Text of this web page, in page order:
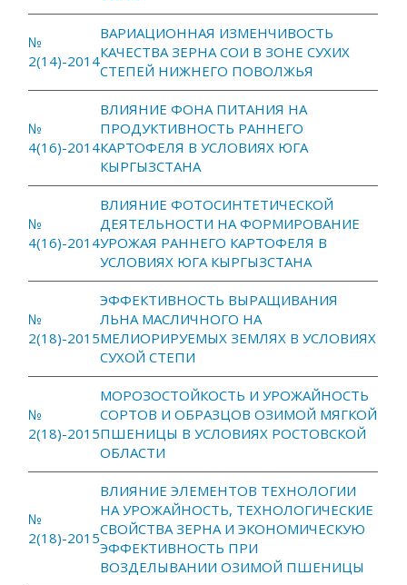
№
2(14)-2014
ВАРИАЦИОННАЯ ИЗМЕНЧИВОСТЬ
КАЧЕСТВА ЗЕРНА СОИ В ЗОНЕ СУХИХ
СТЕПЕЙ НИЖНЕГО ПОВОЛЖЬЯ
№
4(16)-2014
ВЛИЯНИЕ ФОНА ПИТАНИЯ НА
ПРОДУКТИВНОСТЬ РАННЕГО
КАРТОФЕЛЯ В УСЛОВИЯХ ЮГА
КЫРГЫЗСТАНА
№
4(16)-2014
ВЛИЯНИЕ ФОТОСИНТЕТИЧЕСКОЙ
ДЕЯТЕЛЬНОСТИ НА ФОРМИРОВАНИЕ
УРОЖАЯ РАННЕГО КАРТОФЕЛЯ В
УСЛОВИЯХ ЮГА КЫРГЫЗСТАНА
№
2(18)-2015
ЭФФЕКТИВНОСТЬ ВЫРАЩИВАНИЯ
ЛЬНА МАСЛИЧНОГО НА
МЕЛИОРИРУЕМЫХ ЗЕМЛЯХ В УСЛОВИЯХ
СУХОЙ СТЕПИ
№
2(18)-2015
МОРОЗОСТОЙКОСТЬ И УРОЖАЙНОСТЬ
СОРТОВ И ОБРАЗЦОВ ОЗИМОЙ МЯГКОЙ
ПШЕНИЦЫ В УСЛОВИЯХ РОСТОВСКОЙ
ОБЛАСТИ
№
2(18)-2015
ВЛИЯНИЕ ЭЛЕМЕНТОВ ТЕХНОЛОГИИ
НА УРОЖАЙНОСТЬ, ТЕХНОЛОГИЧЕСКИЕ
СВОЙСТВА ЗЕРНА И ЭКОНОМИЧЕСКУЮ
ЭФФЕКТИВНОСТЬ ПРИ
ВОЗДЕЛЫВАНИИ ОЗИМОЙ ПШЕНИЦЫ